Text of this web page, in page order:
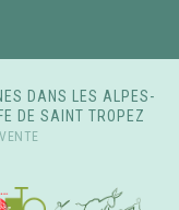
DANS LES ALPES-
DE SAINT TROPEZ